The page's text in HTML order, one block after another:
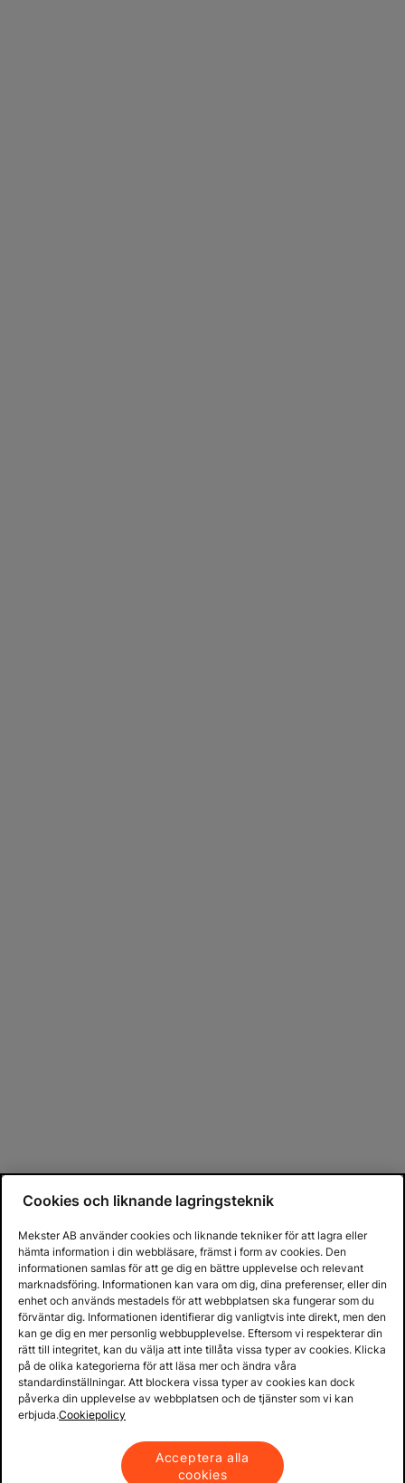
Cookies och liknande lagringsteknik
Mekster AB använder cookies och liknande tekniker för att lagra eller
hämta information i din webbläsare, främst i form av cookies. Den
informationen samlas för att ge dig en bättre upplevelse och relevant
marknadsföring. Informationen kan vara om dig, dina preferenser, eller din
enhet och används mestadels för att webbplatsen ska fungerar som du
förväntar dig. Informationen identifierar dig vanligtvis inte direkt, men den
kan ge dig en mer personlig webbupplevelse. Eftersom vi respekterar din
rätt till integritet, kan du välja att inte tillåta vissa typer av cookies. Klicka
på de olika kategorierna för att läsa mer och ändra våra
standardinställningar. Att blockera vissa typer av cookies kan dock
påverka din upplevelse av webbplatsen och de tjänster som vi kan
erbjuda.Cookiepolicy
Acceptera alla
cookies